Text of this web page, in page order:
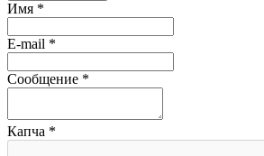
Имя *
E-mail *
Сообщение *
Капча *